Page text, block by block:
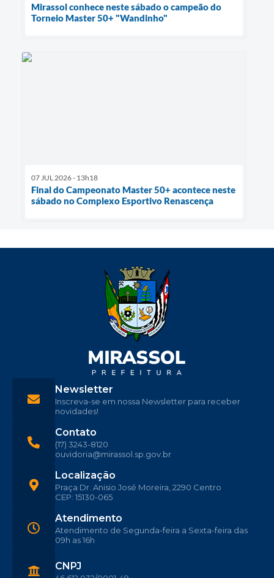
Mirassol conhece neste sábado o campeão do
Torneio Master 50+ "Wandinho"
07 JUL 2026 - 13h18
Final do Campeonato Master 50+ acontece neste
sábado no Complexo Esportivo Renascença
Localização
Praça Dr. Anisio José Moreira, 2290 Centro
CEP: 15130-065
Contato
(17) 3243-8120
ouvidoria@mirassol.sp.gov.br
Atendimento
Atendimento de Segunda-feira a Sexta-feira das
09h as 16h
CNPJ
Newsletter
Inscreva-se em nossa Newsletter para receber
novidades!